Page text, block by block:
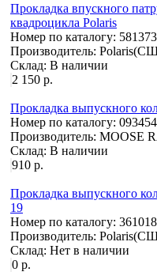
Прокладка впускного
квадроцикла Polaris
Номер по каталогу:
Производитель:
Склад: В наличии
2 150 р.
Прокладка выпускного
Номер по каталогу:
Производитель: MOOSE
Склад: В наличии
910 р.
Прокладка выпускного
19
Номер по каталогу:
Производитель:
Склад: Нет в наличии
0 р.